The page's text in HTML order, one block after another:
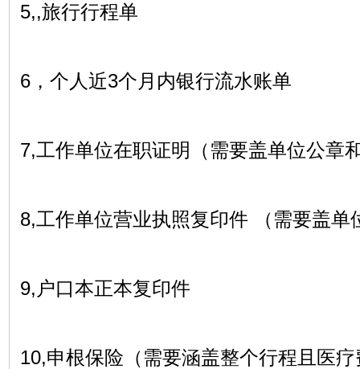
5,,旅行行程单
6，个人近3个月内银行流水账单
7,工作单位在职证明（需要盖单位公章
8,工作单位营业执照复印件 （需要盖单
9,户口本正本复印件
10,申根保险（需要涵盖整个行程且医